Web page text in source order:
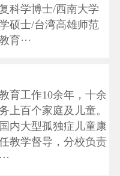
科学博士/西南大学
硕士/台湾高雄师范
育···
育工作10余年，十余
上百个家庭及儿童。
内大型孤独症儿童康
教学督导，分校负责